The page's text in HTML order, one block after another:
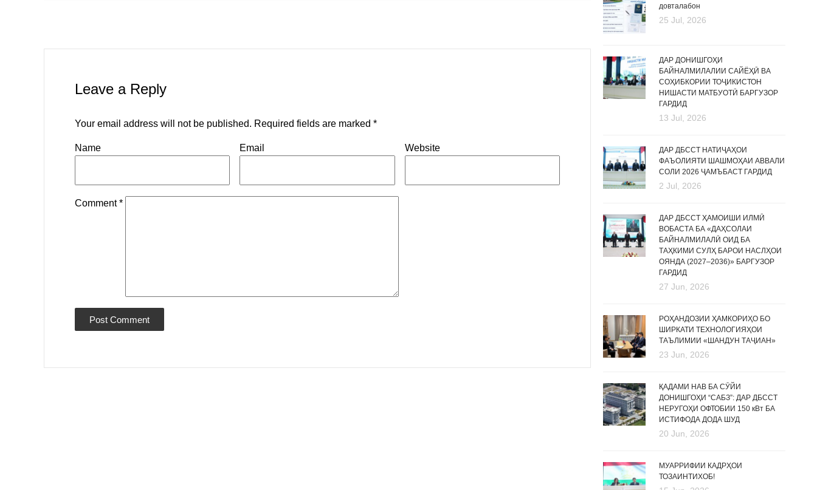
Leave a Reply
Your email address will not be published. Required fields are marked *
Name Email Website
Comment*
довталабон
25 Jul, 2026
ДАР ДОНИШГОҲИ
БАЙНАЛМИЛАЛИИ САЙЁҲӢ ВА
СОҲИБКОРИИ ТОҶИКИСТОН
НИШАСТИ МАТБУОТӢ БАРГУЗОР
ГАРДИД
13 Jul, 2026
ДАР ДБССТ НАТИҶАҲОИ
ФАЪОЛИЯТИ ШАШМОҲАИ АВВАЛИ
СОЛИ 2026 ҶАМЪБАСТ ГАРДИД
2 Jul, 2026
ДАР ДБССТ ҲАМОИШИ ИЛМӢ
ВОБАСТА БА «ДАҲСОЛАИ
БАЙНАЛМИЛАЛӢ ОИД БА
ТАҲКИМИ СУЛҲ БАРОИ НАСЛҲОИ
ОЯНДА (2027–2036)» БАРГУЗОР
ГАРДИД
27 Jun, 2026
РОҲАНДОЗИИ ҲАМКОРИҲО БО
ШИРКАТИ ТЕХНОЛОГИЯҲОИ
ТАЪЛИМИИ «ШАНДУН ТАҶИАН»
23 Jun, 2026
ҚАДАМИ НАВ БА СӮЙИ
ДОНИШГОҲИ “САБЗ”: ДАР ДБССТ
НЕРУГОҲИ ОФТОБИИ 150 кВт БА
ИСТИФОДА ДОДА ШУД
20 Jun, 2026
МУАРРИФИИ КАДРҲОИ
ТОЗАИНТИХОБ!